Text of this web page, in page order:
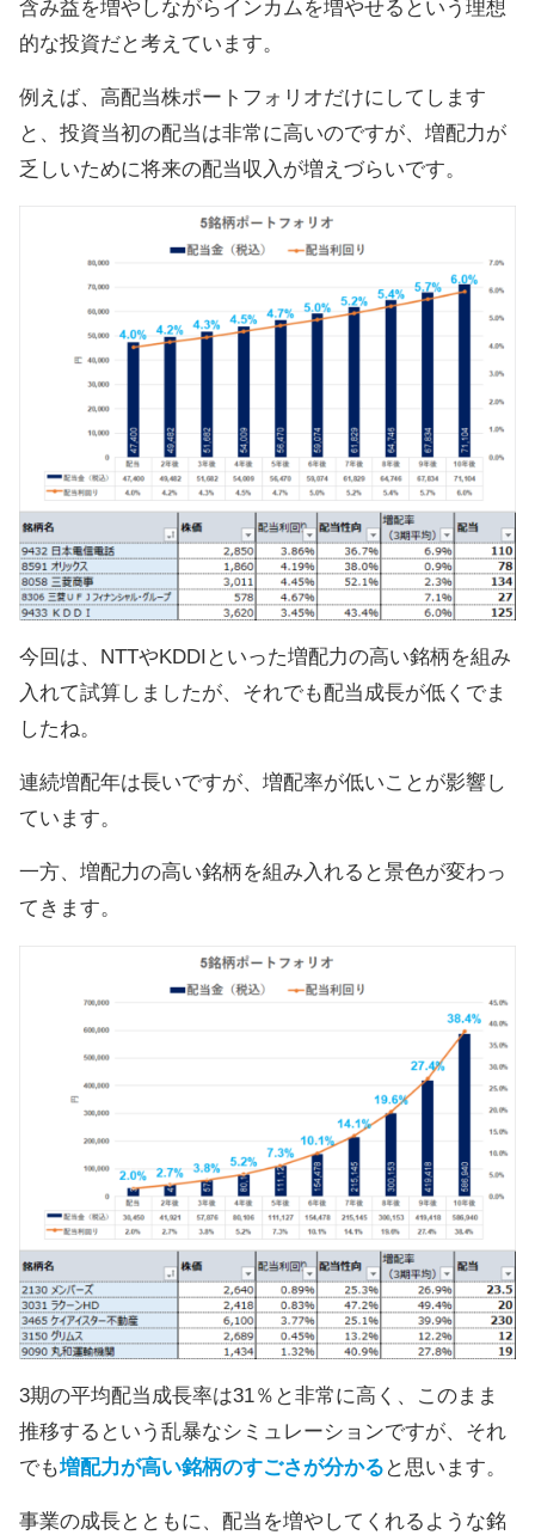
含み益を増やしながらインカムを増やせるという理想
的な投資だと考えています。
例えば、高配当株ポートフォリオだけにしてします
と、投資当初の配当は非常に高いのですが、増配力が
乏しいために将来の配当収入が増えづらいです。
今回は、NTTやKDDIといった増配力の高い銘柄を組み
入れて試算しましたが、それでも配当成長が低くでま
したね。
連続増配年は長いですが、増配率が低いことが影響し
ています。
一方、増配力の高い銘柄を組み入れると景色が変わっ
てきます。
3期の平均配当成長率は31％と非常に高く、このまま
推移するという乱暴なシミュレーションですが、それ
でも増配力が高い銘柄のすごさが分かる と思います。
事業の成長とともに、配当を増やしてくれるような銘